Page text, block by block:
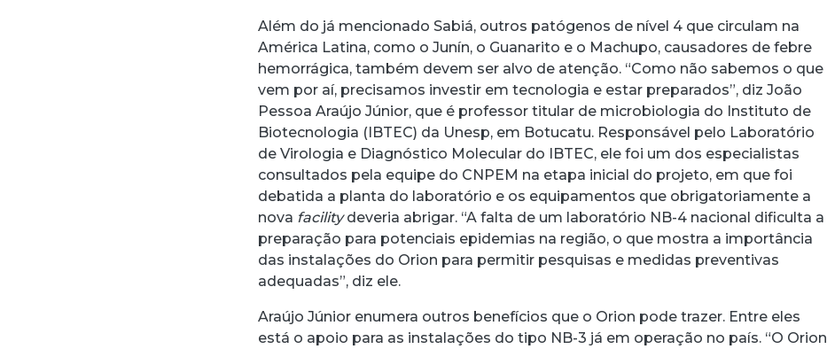
Além do já mencionado Sabiá, outros patógenos de nível 4 que circulam na
América Latina, como o Junín, o Guanarito e o Machupo, causadores de febre
hemorrágica, também devem ser alvo de atenção. “Como não sabemos o que
vem por aí, precisamos investir em tecnologia e estar preparados”, diz João
Pessoa Araújo Júnior, que é professor titular de microbiologia do Instituto de
Biotecnologia (IBTEC) da Unesp, em Botucatu. Responsável pelo Laboratório
de Virologia e Diagnóstico Molecular do IBTEC, ele foi um dos especialistas
consultados pela equipe do CNPEM na etapa inicial do projeto, em que foi
debatida a planta do laboratório e os equipamentos que obrigatoriamente a
nova facilitydeveria abrigar. “A falta de um laboratório NB-4 nacional dificulta a
preparação para potenciais epidemias na região, o que mostra a importância
das instalações do Orion para permitir pesquisas e medidas preventivas
adequadas”, diz ele.
Araújo Júnior enumera outros benefícios que o Orion pode trazer. Entre eles
está o apoio para as instalações do tipo NB-3 já em operação no país. “O Orion